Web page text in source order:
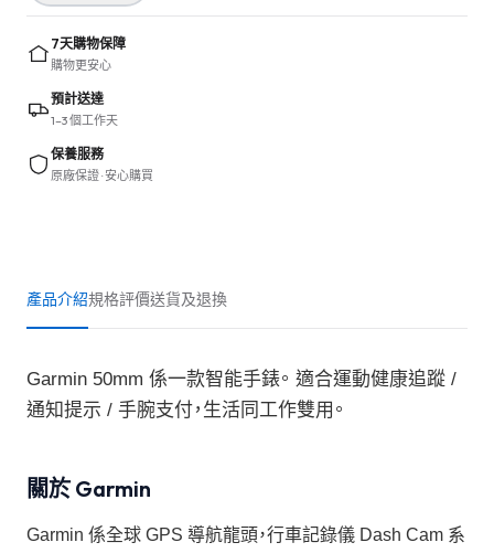
7天購物保障
購物更安心
預計送達
1–3 個工作天
保養服務
原廠保證 · 安心購買
產品介紹規格評價送貨及退換
Garmin 50mm 係一款智能手錶。 適合運動健康追蹤 /
通知提示 / 手腕支付，生活同工作雙用。
關於 Garmin
Garmin 係全球 GPS 導航龍頭，行車記錄儀 Dash Cam 系